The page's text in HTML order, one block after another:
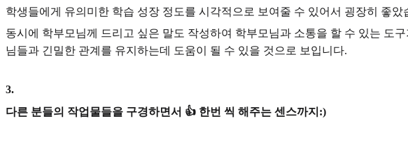
학생들에게 유의미한 학습 성장 정도를 시각적으로 보여줄 수 있어서 굉장히 좋
동시에 학부모님께 드리고 싶은 말도 작성하여 학부모님과 소통을 할 수 있는 도
님들과 긴밀한 관계를 유지하는데 도움이 될 수 있을 것으로 보입니다.
3.
다른 분들의 작업물들을 구경하면서 👍 한번 씩 해주는 센스까지:)